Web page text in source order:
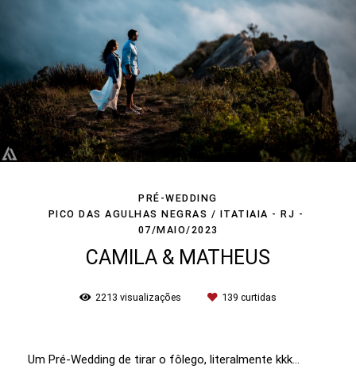
PRÉ-WEDDING
PICO DAS AGULHAS NEGRAS / ITATIAIA - RJ
07/MAIO/2023
CAMILA & MATHEUS
2213 visualizações 139 curtidas
Um Pré-Wedding de tirar o fôlego, literalmente kkk...